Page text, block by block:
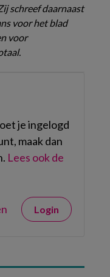
schreef daarnaast
voor het blad
voor
je ingelogd
maak dan
Lees ook de
Login